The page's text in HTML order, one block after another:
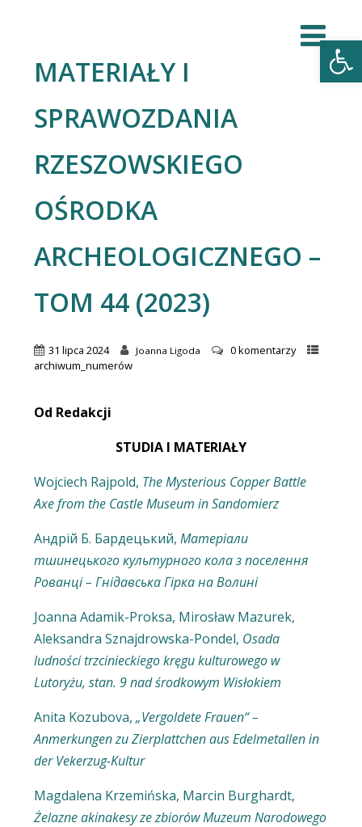
MATERIAŁY I
SPRAWOZDANIA
RZESZOWSKIEGO
OŚRODKA
ARCHEOLOGICZNEGO –
TOM 44 (2023)
31 lipca 2024 Joanna Ligoda
0 komentarzy
archiwum_numerów
Od Redakcji
STUDIA I MATERIAŁY
Wojciech Rajpold, The Mysterious Copper Battle
Axe from the Castle Museum in Sandomierz
Андрій Б. Бардецький,Матеріали
тшинецького культурного кола з поселення
Рованці – Гнідавська Гірка на Волині
Joanna Adamik-Proksa, Mirosław Mazurek,
Aleksandra Sznajdrowska-Pondel, Osada
ludności trzcinieckiego kręgu kulturowego w
Lutoryżu, stan. 9 nad środkowym Wisłokiem
Anita Kozubova,„Vergoldete Frauen“ –
Anmerkungen zu Zierplattchen aus Edelmetallen in
der Vekerzug-Kultur
Magdalena Krzemińska, Marcin Burghardt,
Żelazne akinakesy ze zbiorów Muzeum Narodowego